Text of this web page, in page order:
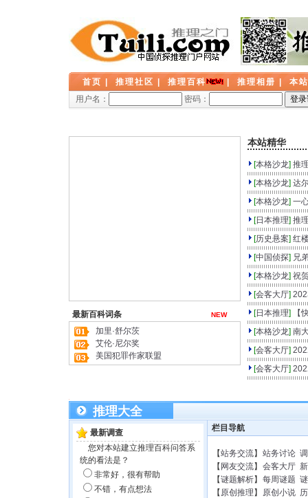
首页 推理社区 推理百科 推理相册
本
用户名：
密码：
最新百科词条 NEW
加里·舒尔茨
艾伦·尼尔奖
美国犯罪作家联盟
本站精华
[本格沙龙] 推
[本格沙龙] 达
[本格沙龙] 一
[日本推理] 推
[历史悬案] 红
[中国侦探] 兄
[本格沙龙] 祝
[会客大厅]
[日本推理]
【
[本格沙龙] 南
[会客大厅]
[会客大厅]
推理大全
最新调查
您对本站建立推理百科问答系
统的看法是？
非常好，很有帮助
不错，有点想法
栏目导航
【站务交流】 站务讨论
【 网友交流】 会客大厅
【谜题解析】 每周谜题
【 原创推理 】 原创小说